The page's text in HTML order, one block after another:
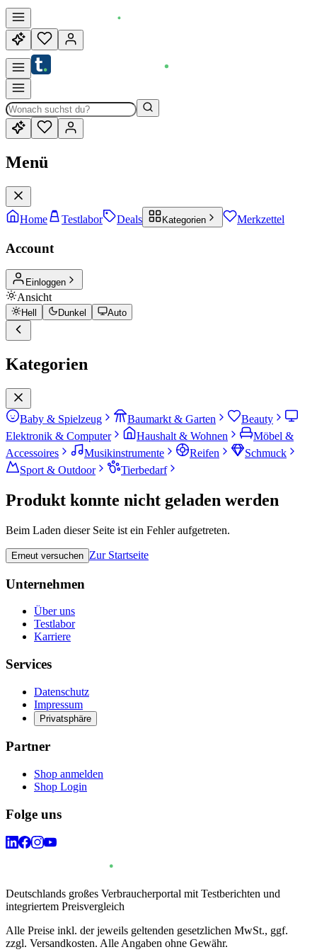
Menü
Home Testlabor Deals Kategorien Merkzettel
Account
Einloggen
Ansicht
Hell Dunkel Auto
Kategorien
Baby & Spielzeug Baumarkt & Garten
Beauty
Elektronik & Computer
Haushalt & Wohnen
Möbel &
Accessoires
Musikinstrumente Reifen
Schmuck
Sport & Outdoor
Tierbedarf
Produkt konnte nicht geladen werden
Beim Laden dieser Seite ist ein Fehler aufgetreten.
Erneut versuchen Zur Startseite
Unternehmen
Über uns
Testlabor
Karriere
Services
Datenschutz
Impressum
Privatsphäre
Partner
Shop anmelden
Shop Login
Folge uns
Deutschlands großes Verbraucherportal mit Testberichten und
integriertem Preisvergleich
Alle Preise inkl. der jeweils geltenden gesetzlichen MwSt., ggf.
zzgl. Versandkosten. Alle Angaben ohne Gewähr.